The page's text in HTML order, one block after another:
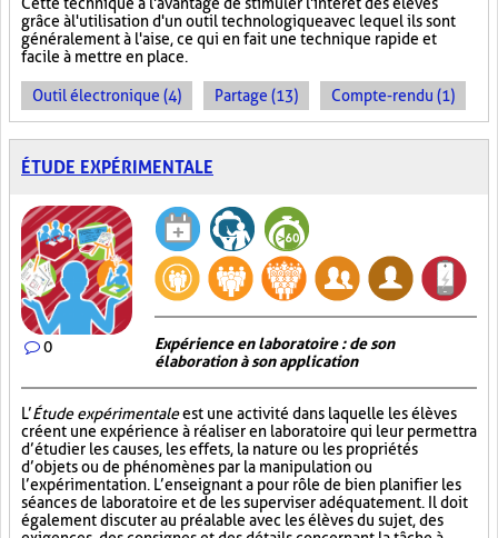
grâce à l'utilisation d'un outil technologique avec lequel ils sont
généralement à l'aise, ce qui en fait une technique rapide et
facile à mettre en place.
Outil électronique (4) Partage (13) Compte-rendu (1)
ÉTUDE EXPÉRIMENTALE
0
Expérience en laboratoire : de son
élaboration à son application
L’Étude expérimentaleest une activité dans laquelle les élèves
créent une expérience à réaliser en laboratoire qui leur permettra
d’étudier les causes, les effets, la nature ou les propriétés
d’objets ou de phénomènes par la manipulation ou
l’expérimentation. L’enseignant a pour rôle de bien planifier les
séances de laboratoire et de les superviser adéquatement. Il doit
également discuter au préalable avec les élèves du sujet, des